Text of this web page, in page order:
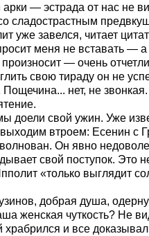
арки — эстрада от нас не
сладострастным
уже завелся, читает
меня не вставать —
— очень
свою тираду он не
Пощечина... нет, не
доели свой ужин. Уже
втроем: Есенин с
Он явно
свой поступок. Это
«только выглядит
добрая душа,
женская чуткость? Не
храбрился и все